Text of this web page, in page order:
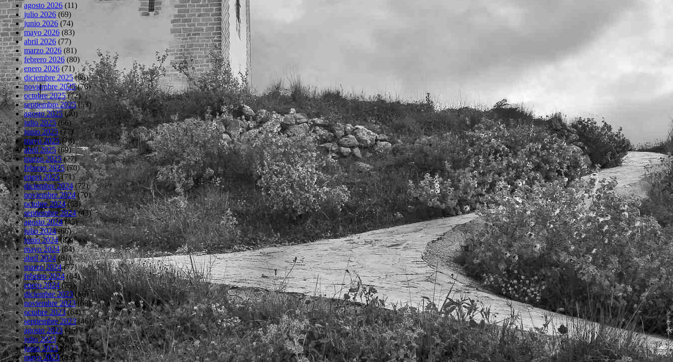
agosto 2026 (11)
julio 2026 (69)
junio 2026 (74)
mayo 2026 (83)
abril 2026 (77)
marzo 2026 (81)
febrero 2026 (80)
enero 2026 (71)
diciembre 2025(66)
noviembre 2025(76)
octubre 2025(72)
septiembre 2025(53)
agosto 2025(40)
julio 2025 (66)
junio 2025(77)
mayo 2025(78)
abril 2025(69)
marzo 2025(77)
febrero 2025(70)
enero 2025(71)
diciembre 2024(72)
noviembre 2024(70)
octubre 2024(63)
septiembre 2024(43)
agosto 2024(45)
julio 2024(66)
junio 2024(82)
mayo 2024(84)
abril 2024(81)
marzo 2024(77)
febrero 2024(84)
enero 2024(75)
diciembre 2023(66)
noviembre 2023(68)
octubre 2023(64)
septiembre 2023(46)
agosto 2023(46)
julio 2023(75)
junio 2023(81)
mayo 2023(83)